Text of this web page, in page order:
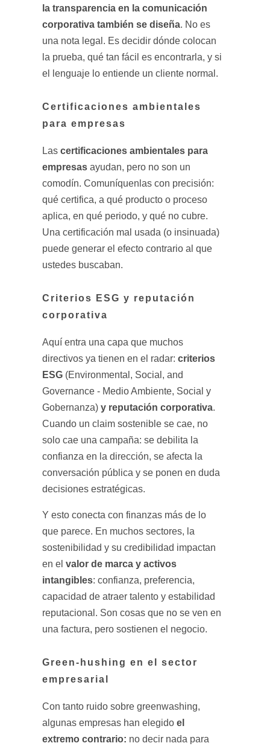
la transparencia en la comunicación
corporativa también se diseña. No es
una nota legal. Es decidir dónde colocan
la prueba, qué tan fácil es encontrarla, y si
el lenguaje lo entiende un cliente normal.
Certificaciones ambientales
para empresas
Las certificaciones ambientales para
empresas ayudan, pero no son un
comodín. Comuníquenlas con precisión:
qué certifica, a qué producto o proceso
aplica, en qué periodo, y qué no cubre.
Una certificación mal usada (o insinuada)
puede generar el efecto contrario al que
ustedes buscaban.
Criterios ESG y reputación
corporativa
Aquí entra una capa que muchos
directivos ya tienen en el radar: criterios
ESG (Environmental, Social, and
Governance - Medio Ambiente, Social y
Gobernanza) y reputación corporativa.
Cuando un claim sostenible se cae, no
solo cae una campaña: se debilita la
confianza en la dirección, se afecta la
conversación pública y se ponen en duda
decisiones estratégicas.
Y esto conecta con finanzas más de lo
que parece. En muchos sectores, la
sostenibilidad y su credibilidad impactan
en el valor de marca y activos
intangibles: confianza, preferencia,
capacidad de atraer talento y estabilidad
reputacional. Son cosas que no se ven en
una factura, pero sostienen el negocio.
Green-hushing en el sector
empresarial
Con tanto ruido sobre greenwashing,
algunas empresas han elegido el
extremo contrario: no decir nada para